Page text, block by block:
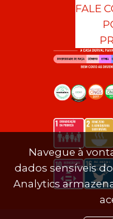
FALE
Navegue à
dados sensíveis
Analytics